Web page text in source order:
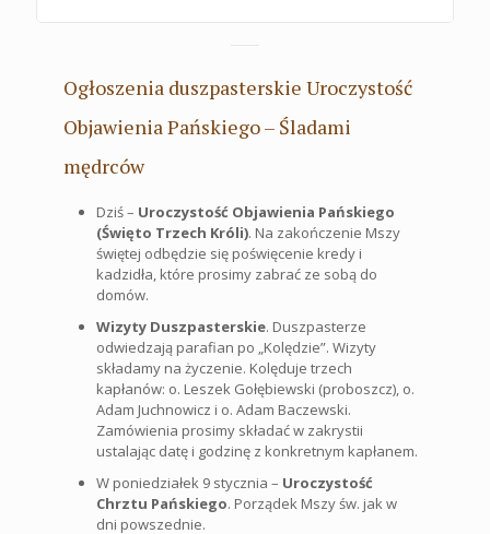
Ogłoszenia duszpasterskie Uroczystość
Objawienia Pańskiego – Śladami
mędrców
Dziś – Uroczystość Objawienia Pańskiego
(Święto Trzech Króli). Na zakończenie Mszy
świętej odbędzie się poświęcenie kredy i
kadzidła, które prosimy zabrać ze sobą do
domów.
Wizyty Duszpasterskie. Duszpasterze
odwiedzają parafian po „Kolędzie”. Wizyty
składamy na życzenie. Kolęduje trzech
kapłanów: o. Leszek Gołębiewski (proboszcz), o.
Adam Juchnowicz i o. Adam Baczewski.
Zamówienia prosimy składać w zakrystii
ustalając datę i godzinę z konkretnym kapłanem.
W poniedziałek 9 stycznia – Uroczystość
Chrztu Pańskiego. Porządek Mszy św. jak w
dni powszednie.